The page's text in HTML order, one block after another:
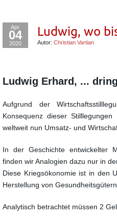
Apr.
04
2020
Ludwig, wo
Autor: Christian Vartian
Ludwig Erhard, ...
Aufgrund der
Konsequenz dieser
weltweit nun Umsatz- und
In der Geschichte entwickelter
finden wir Analogien dazu nur in
Diese Kriegsökonomie ist in den
Herstellung von Gesundheitsgütern.
Analytisch betrachtet müssen 2